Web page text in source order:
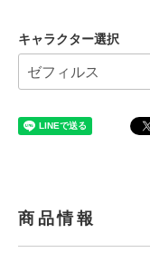
キャラクター選択
商品情報